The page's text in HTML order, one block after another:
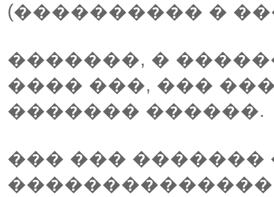
(���������� �
�������, �
���� ���, ���
������� ������.
��� ��� �������